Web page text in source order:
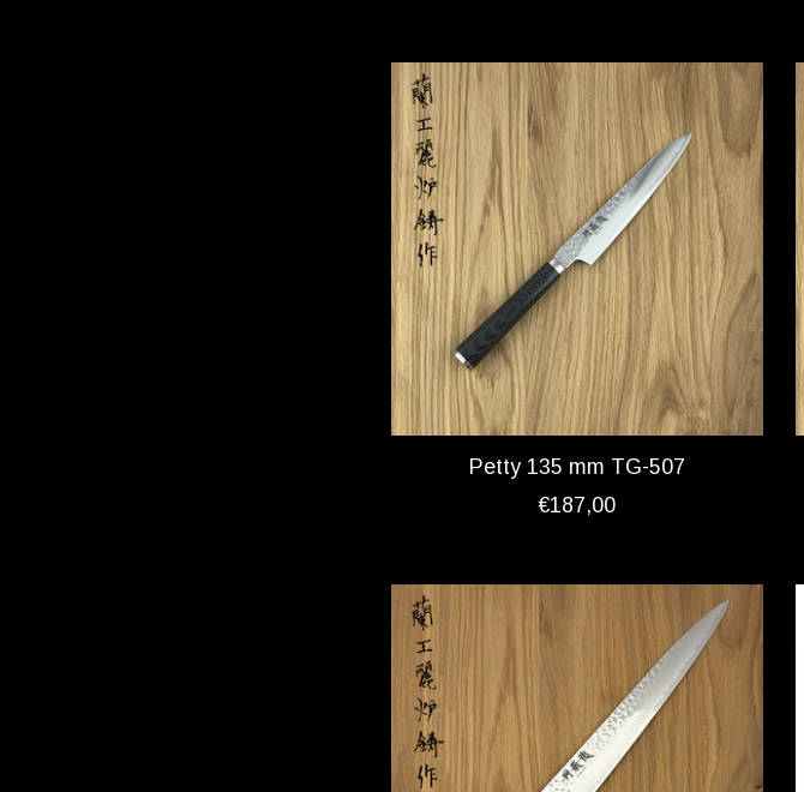
Petty 135 mm TG-507
€187,00